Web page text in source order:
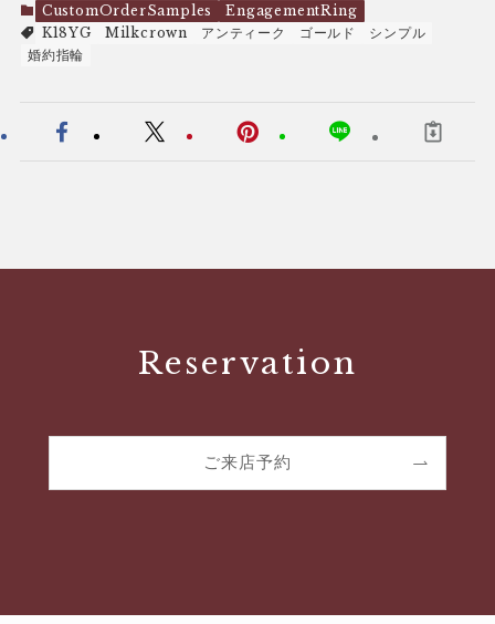
CustomOrderSamples
EngagementRing
K18YG
Milkcrown アンティーク ゴールド
シンプル
婚約指輪
Reservation
ご来店予約